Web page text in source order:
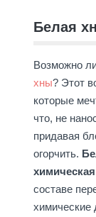
Белая
Возможно
хны? Этот
которые
что, не
придавая
огорчить.
составе
химические